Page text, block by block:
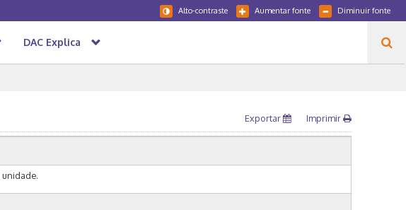
Diminuir fonte
Aumentar fonte
Alto-contraste
DAC Explica
Imprimir
Exportar
unidade.